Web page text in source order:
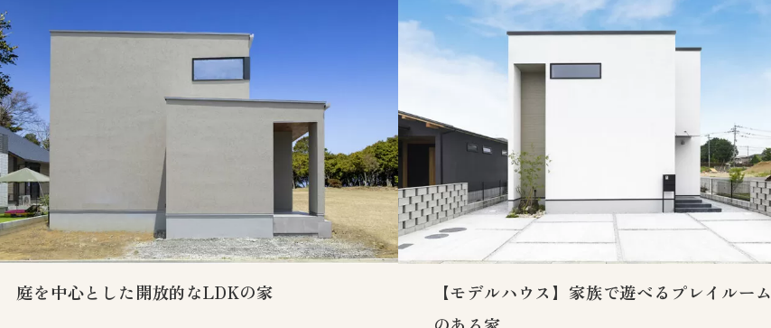
庭を中心とした開放的なLDKの家
【モデルハウス】家族で遊べるプレイルーム